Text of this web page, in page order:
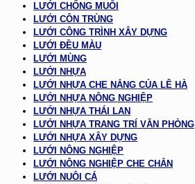
LƯỚI CHỐNG MUỖI
LƯỚI CÔN TRÙNG
LƯỚI CÔNG TRÌNH XÂY DỰNG
LƯỚI ĐỀU MÀU
LƯỚI MÙNG
LƯỚI NHỰA
LƯỚI NHỰA CHE NẮNG CỦA LÊ HÀ
LƯỚI NHỰA NÔNG NGHIỆP
LƯỚI NHỰA THÁI LAN
LƯỚI NHỰA TRANG TRÍ VĂN PHÒNG
LƯỚI NHỰA XÂY DỰNG
LƯỚI NÔNG NGHIỆP
LƯỚI NÔNG NGHIỆP CHE CHẮN
LƯỚI NUÔI CÁ